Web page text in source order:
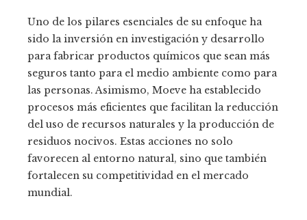
Uno de los pilares esenciales de su enfoque ha
sido la inversión en investigación y desarrollo
para fabricar productos químicos que sean más
seguros tanto para el medio ambiente como para
las personas. Asimismo, Moeve ha establecido
procesos más eficientes que facilitan la reducción
del uso de recursos naturales y la producción de
residuos nocivos. Estas acciones no solo
favorecen al entorno natural, sino que también
fortalecen su competitividad en el mercado
mundial.